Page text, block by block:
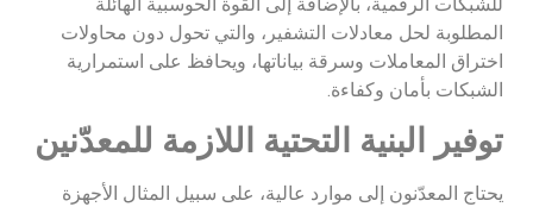
المطلوبة لحل معادلات التشفير، والتي تحول دون محاولات
اختراق المعاملات وسرقة بياناتها، ويحافظ على استمرارية
الشبكات بأمان وكفاءة.
توفير البنية التحتية اللازمة للمعدّنين
يحتاج المعدّنون إلى موارد عالية، على سبيل المثال الأجهزة